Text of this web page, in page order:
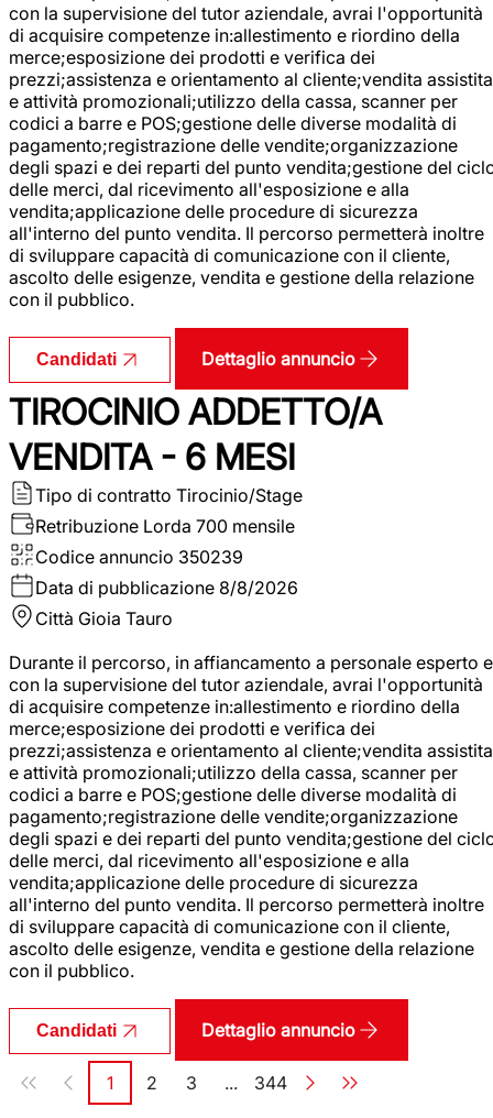
con la supervisione del tutor aziendale, avrai l'opportunità
di acquisire competenze in:allestimento e riordino della
merce;esposizione dei prodotti e verifica dei
prezzi;assistenza e orientamento al cliente;vendita assistita
e attività promozionali;utilizzo della cassa, scanner per
codici a barre e POS;gestione delle diverse modalità di
pagamento;registrazione delle vendite;organizzazione
degli spazi e dei reparti del punto vendita;gestione del
delle merci, dal ricevimento all'esposizione e alla
vendita;applicazione delle procedure di sicurezza
all'interno del punto vendita. Il percorso permetterà inoltre
di sviluppare capacità di comunicazione con il cliente,
ascolto delle esigenze, vendita e gestione della relazione
con il pubblico.
Candidati Dettaglio annuncio
TIROCINIO ADDETTO/A
VENDITA - 6 MESI
Tipo di contratto Tirocinio/Stage
Retribuzione Lorda 700 mensile
Codice annuncio 350239
Data di pubblicazione 8/8/2026
Città Gioia Tauro
Durante il percorso, in affiancamento a personale esperto e
con la supervisione del tutor aziendale, avrai l'opportunità
di acquisire competenze in:allestimento e riordino della
merce;esposizione dei prodotti e verifica dei
prezzi;assistenza e orientamento al cliente;vendita assistita
e attività promozionali;utilizzo della cassa, scanner per
codici a barre e POS;gestione delle diverse modalità di
pagamento;registrazione delle vendite;organizzazione
degli spazi e dei reparti del punto vendita;gestione del
delle merci, dal ricevimento all'esposizione e alla
vendita;applicazione delle procedure di sicurezza
all'interno del punto vendita. Il percorso permetterà inoltre
di sviluppare capacità di comunicazione con il cliente,
ascolto delle esigenze, vendita e gestione della relazione
con il pubblico.
Candidati Dettaglio annuncio
Paginazione
Pagina
1 Pagina
2 Pagina
3 ... Pagina
344